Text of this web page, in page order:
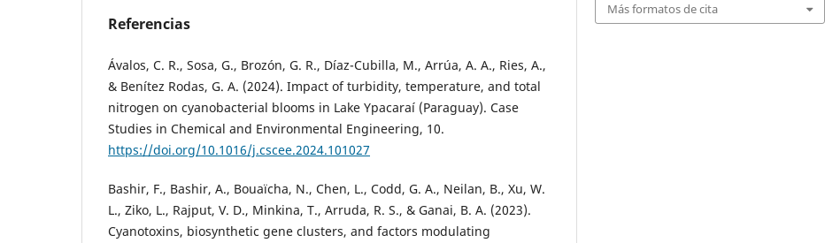
Referencias
Ávalos, C. R., Sosa, G., Brozón, G. R., Díaz-Cubilla, M., Arrúa, A. A., Ries, A.,
& Benítez Rodas, G. A. (2024). Impact of turbidity, temperature, and total
nitrogen on cyanobacterial blooms in Lake Ypacaraí (Paraguay). Case
Studies in Chemical and Environmental Engineering, 10.
https://doi.org/10.1016/j.cscee.2024.101027
Bashir, F., Bashir, A., Bouaïcha, N., Chen, L., Codd, G. A., Neilan, B., Xu, W.
L., Ziko, L., Rajput, V. D., Minkina, T., Arruda, R. S., & Ganai, B. A. (2023).
Cyanotoxins, biosynthetic gene clusters, and factors modulating
Más formatos de cita